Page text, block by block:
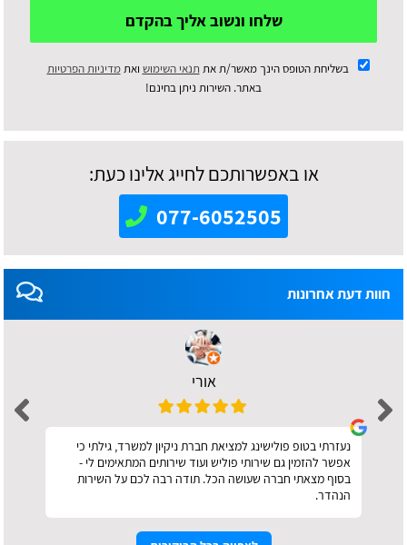
שלחו ונשוב אליך בהקדם
בשליחת הטופס הינך מאשר/ת את תנאי השימוש ואתמדיניות הפרטיות
באתר. השירות ניתן בחינם!
או באפשרותכם לחייג אלינו כעת:
077-6052505
חוות דעת אחרונות
אורי
נעזרתי בטופ פולישינג למציאת חברת ניקיון למשרד, גילתי כי
אפשר להזמין גם שירותי פוליש ועוד שירותים המתאימים לי -
בסוף מצאתי חברה שעושה הכל. תודה רבה לכם על השירות
הנהדר.